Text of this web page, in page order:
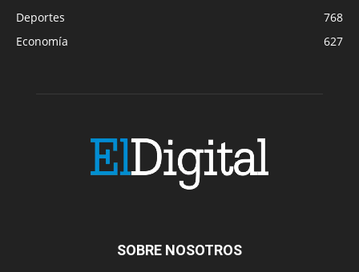
Deportes
768
Economía
627
SOBRE NOSOTROS